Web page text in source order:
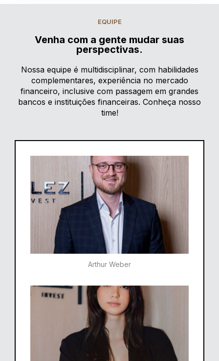
EQUIPE
Venha com a gente mudar suas
perspectivas.
Nossa equipe é multidisciplinar, com habilidades
complementares, experiência no mercado
financeiro, inclusive com passagem em grandes
bancos e instituições financeiras. Conheça nosso
time!
Arthur Weber